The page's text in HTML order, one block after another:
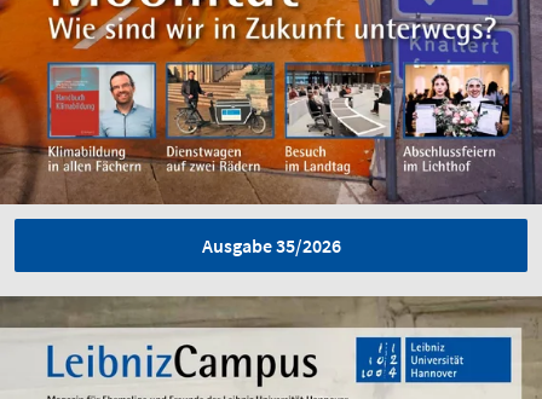
Ausgabe 35/2026